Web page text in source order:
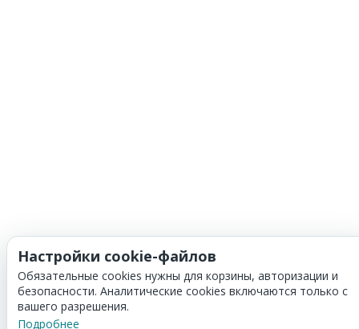
Настройки cookie-файлов
Обязательные cookies нужны для корзины, авторизации и
безопасности. Аналитические cookies включаются только с
вашего разрешения.
Подробнее